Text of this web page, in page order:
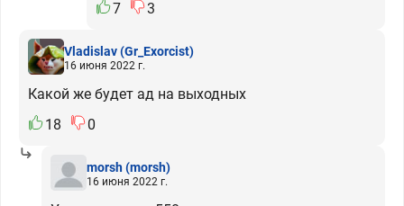
7
3
Vladislav(Gr_Exorcist)
16 июня 2022 г.
Какой же будет ад на выходных
18
0
morsh(morsh)
16 июня 2022 г.